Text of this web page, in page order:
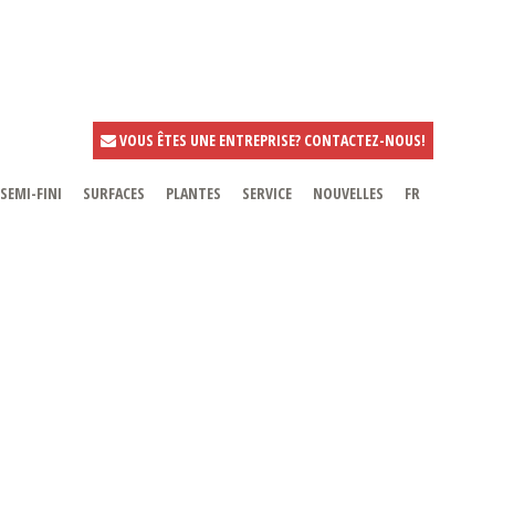
VOUS ÊTES UNE ENTREPRISE? CONTACTEZ-NOUS!
SEMI-FINI SURFACES PLANTES SERVICE NOUVELLES FR